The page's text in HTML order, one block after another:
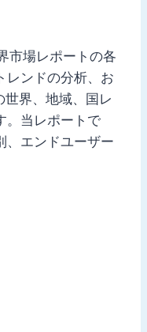
市場レポートの各
レンドの分析、お
界、地域、国レ
。当レポートで
、エンドユーザー